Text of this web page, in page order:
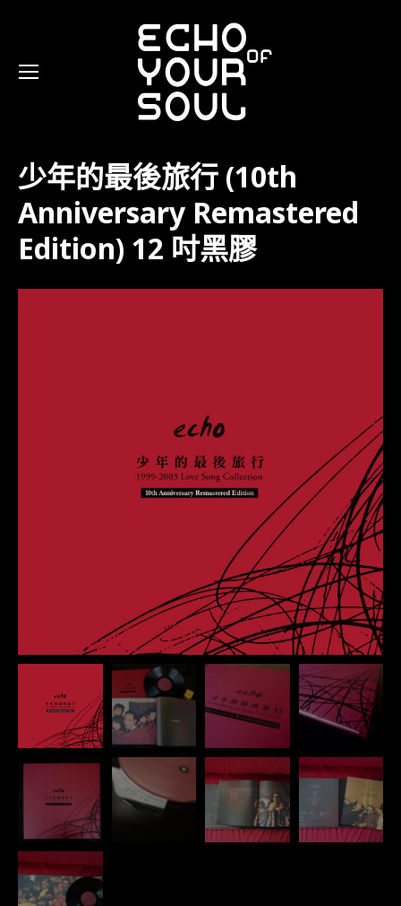
少年的最後旅行 (10th
Anniversary Remastered
Edition) 12 吋黑膠